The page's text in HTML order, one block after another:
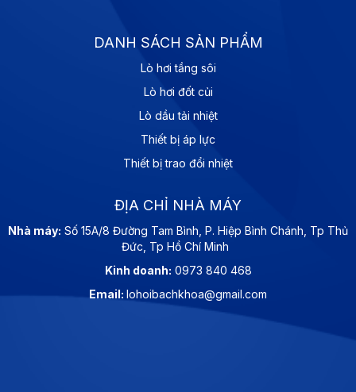
DANH SÁCH SẢN PHẨM
Lò hơi tầng sôi
Lò hơi đốt củi
Lò dầu tải nhiệt
Thiết bị áp lực
Thiết bị trao đổi nhiệt
ĐỊA CHỈ NHÀ MÁY
Nhà máy: Số 15A/8 Đường Tam Bình, P. Hiệp Bình Chánh, Tp Thủ
Đức, Tp Hồ Chí Minh
Kinh doanh: 0973 840 468
Email: lohoibachkhoa@gmail.com